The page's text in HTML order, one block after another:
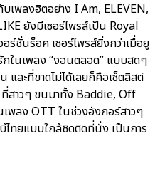
เพลงฮิตอย่าง I Am, ELEVEN,
ยังมีเซอร์ไพรส์เป็น Royal
ร์ชั่นร็อค เซอร์ไพรส์ยิ่งกว่าเมื่อยู
กในเพลง “งอนตลอด” แบบสดๆ
และที่ขาดไม่ได้เลยก็คือเซ็ตลิสต์
ที่สาวๆ ขนมาทั้ง Baddie, Off
พลง OTT ในช่วงอังกอร์สาวๆ
ไทยแบบใกล้ชิดติดที่นั่ง เป็นการ